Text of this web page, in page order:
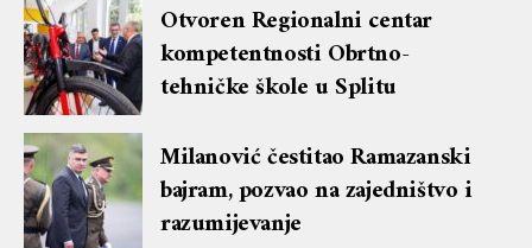
Otvoren Regionalni centar
kompetentnosti Obrtno-
tehničke škole u Splitu
Milanović čestitao Ramazanski
bajram, pozvao na zajedništvo i
razumijevanje